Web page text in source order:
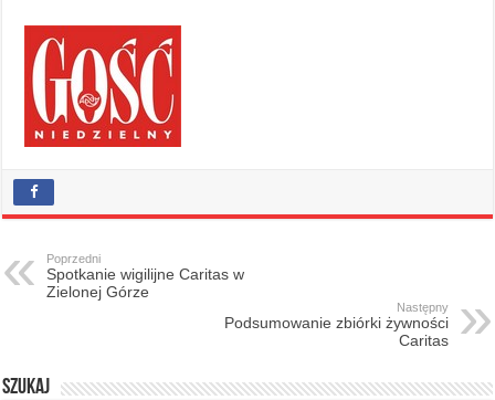
Poprzedni
Spotkanie wigilijne Caritas w
Zielonej Górze
Następny
Podsumowanie zbiórki żywności
Caritas
Szukaj